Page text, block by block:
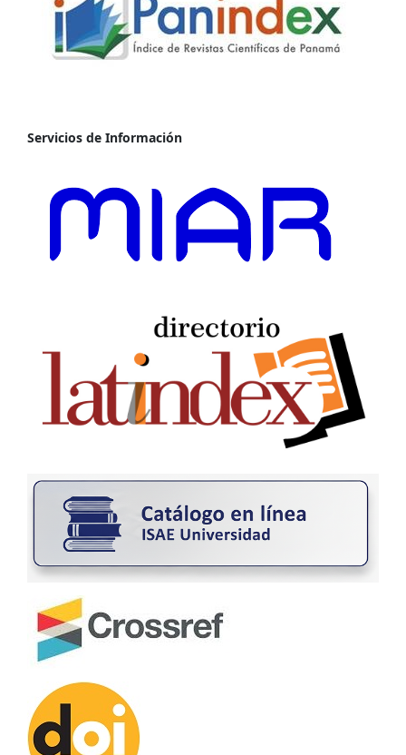
Servicios de Información